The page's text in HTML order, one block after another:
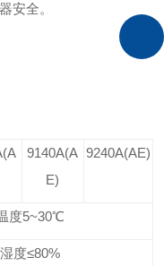
全。
9140A(A
E)
9240A(AE)
度5~30℃
度≤80%